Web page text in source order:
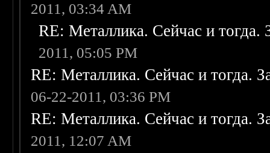
2011, 03:34 AM
RE: Металлика. Сейчас и
2011, 05:05 PM
RE: Металлика. Сейчас и тогда.
06-22-2011, 03:36 PM
RE: Металлика. Сейчас и тогда.
2011, 12:07 AM